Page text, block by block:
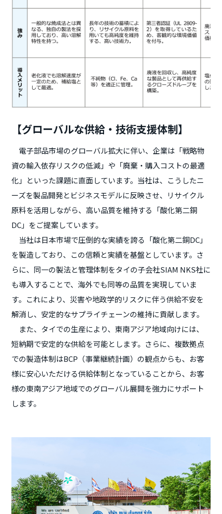
【グローバルな供給・技術支援体制】
電子部品市場のグローバル拡大に伴い、企業は「戦略物
資の輸入依存リスクの低減」や「廃棄・購入コストの最適
化」といった課題に直面しています。当社は、こうしたニ
ーズを製品開発とビジネスモデルに反映させ、リサイクル
原料を活用しながら、高い品質を維持する「酸化第二銅
DC」をご提案しています。
当社は日本市場で圧倒的な実績を誇る「酸化第二銅DC」
を製造しており、この信頼と実績を基盤としています。さ
らに、同一の製法と管理体制をタイの子会社SIAM NKS社に
も導入することで、海外でも同等の品質を実現していま
す。これにより、災害や地政学的リスクに伴う供給不安を
解消し、安定的なサプライチェーンの維持に貢献します。
また、タイでの生産により、東南アジア地域向けには、
短納期で安定的な供給を可能とします。さらに、複数拠点
での製造体制はBCP（事業継続計画）の観点からも、お客
様に安心いただける供給体制となっていることから、お客
様の東南アジア地域でのグローバル展開を強力にサポート
します。